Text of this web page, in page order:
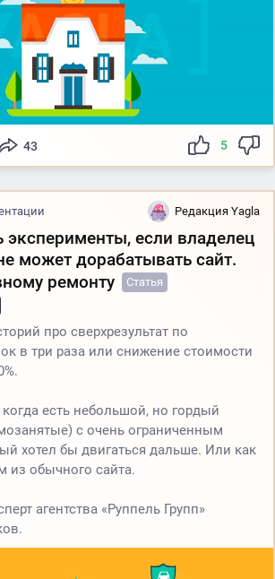
43 5
Редакция Yagla
эксперименты, если владелец
может дорабатывать сайт.
ремонту
Статья
про сверхрезультат по
в три раза или снижение стоимости
когда есть небольшой, но гордый
с очень ограниченным
хотел бы двигаться дальше. Или как
из обычного сайта.
агентства «Руппель Групп»